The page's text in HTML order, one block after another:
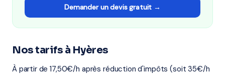
Demander un devis gratuit →
Nos tarifs à Hyères
À partir de 17,50€/h après réduction d'impôts (soit 35€/h